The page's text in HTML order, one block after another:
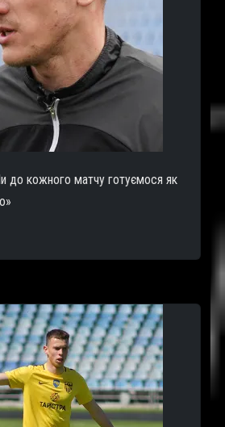
до кожного матчу готуємося як